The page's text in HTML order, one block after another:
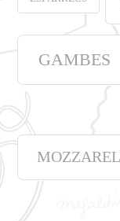
GAMBES